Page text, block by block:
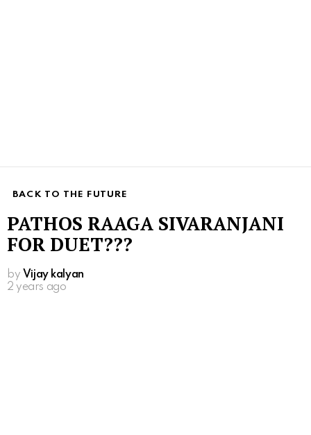
BACK TO THE FUTURE
PATHOS RAAGA SIVARANJANI
FOR DUET???
by Vijay kalyan
2 years ago